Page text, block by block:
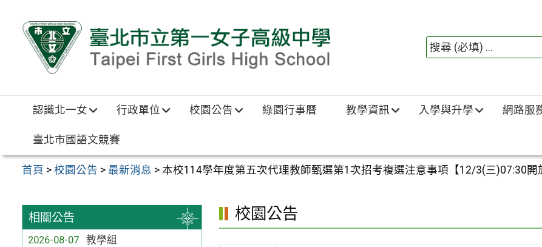
認識北一女 行政單位 校園公告 綠園行事曆 教學資訊 入學與升學 網路服
臺北市國語文競賽
首頁 >校園公告 > 最新消息 >本校114學年度第五次代理教師甄選第1次招考複選注意事項【12/3(三)07:30開
相關公告
2026-08-07
教學組
校園公告